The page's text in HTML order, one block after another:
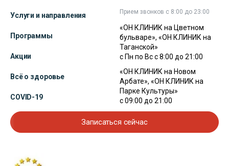
Услуги и направления
Программы
Акции
Всё о здоровье
COVID-19
Прием звонков с 8:00 до 23:00
«ОН КЛИНИК на Цветном
бульваре», «ОН КЛИНИК на
Таганской»
с Пн по Вс с 8:00 до 21:00
«ОН КЛИНИК на Новом
Арбате», «ОН КЛИНИК на
Парке Культуры»
с 09:00 до 21:00
Записаться сейчас